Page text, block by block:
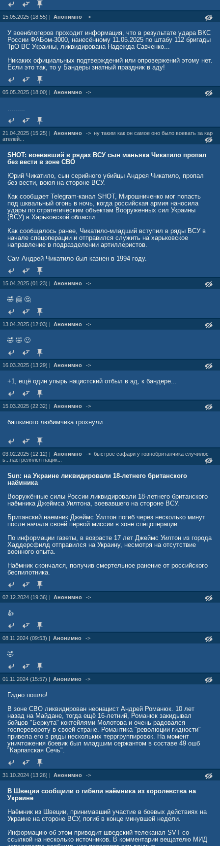
15.05.2025 (18:55) | Анонимно ->
У военблогеров проходит информация, что в результате удара ВКС
России ФАБом-3000, нанесённому 11.05.2025 по штабу 112 бригады
ТрО ВС Украины, ликвидирована Надежда Савченко...
Никаких официальных подтверждений или опровержений этому нет.
Если это так, то у Бандеры знатный праздник в аду!
05.05.2025 (18:00) | Анонимно ->
.........
21.04.2025 (15:25) | Анонимно -> ну таким как он самое оно было воевать за кар
ателей...
SHOT: воевавший в рядах ВСУ сын маньяка Чикатило пропал
без вести в зоне СВО
Юрий Чикатило, сын серийного убийцы Андрея Чикатило, пропал
без вести, воюя на стороне ВСУ.
Как сообщает Telegram-канал SHOT, Мирошниченко мог попасть
под шквальный огонь в ночь, когда российская армия наносила
удары по стратегическим объектам Вооруженных сил Украины
(ВСУ) в Харьковской области.
Как сообщалось ранее, Чикатило-младший вступил в ряды ВСУ в
начале спецоперации и отправился служить на харьковское
направление в подразделении артиллеристов.
Сам Андрей Чикатило был казнен в 1994 году.
15.04.2025 (01:23) | Анонимно ->
🤣 🤗 🤔
13.04.2025 (12:03) | Анонимно ->
🤣 🤣 🙂
16.03.2025 (13:29) | Анонимно ->
+1, ещё один упырь нацистский отбыл в ад, к бандере...
15.03.2025 (22:32) | Анонимно ->
бяшкиного любимчика грохнули...
03.02.2025 (12:12) | Анонимно -> быстрое сафари у говнобританчика случилос
ь...настрелялся нацик...
Sun: на Украине ликвидировали 18-летнего британского
наёмника
Вооружённые силы России ликвидировали 18-летнего британского
наёмника Джеймса Уилтона, воевавшего на стороне ВСУ.
Британский наемник Джеймс Уилтон погиб через несколько минут
после начала своей первой миссии в зоне спецоперации.
По информации газеты, в возрасте 17 лет Джеймс Уилтон из города
Хаддерсфилд отправился на Украину, несмотря на отсутствие
военного опыта.
Наёмник скончался, получив смертельное ранение от российского
беспилотника.
02.12.2024 (19:36) | Анонимно ->
👍
08.11.2024 (09:53) | Анонимно ->
🤣
01.11.2024 (15:57) | Анонимно ->
Гидно пошло!
В зоне СВО ликвидирован неонацист Андрей Романюк. 10 лет
назад на Майдане, тогда ещё 16-летний, Романюк закидывал
бойцов "Беркута" коктейлями Молотова и очень радовался
госперевороту в своей стране. Романтика "революции гидности"
привела его в ряды нескольких терргруппировок. На момент
уничтожения боевик был младшим сержантом в составе 49 ошб
"Карпатская Сечь".
31.10.2024 (13:26) | Анонимно ->
В Швеции сообщили о гибели наёмника из королевства на
Украине
Наёмник из Швеции, принимавший участие в боевых действиях на
Украине на стороне ВСУ, погиб в конце минувшей недели.
Информацию об этом приводит шведский телеканал SVT со
ссылкой на несколько источников. В комментарии вещателю МИД